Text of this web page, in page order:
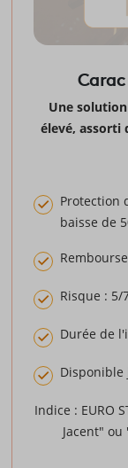
Une
élevé, assorti
Protection
baisse de
Risque : 5/
Durée de
Disponible
Indice : EURO
Jacent"